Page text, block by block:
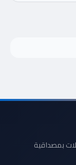
بمصداقية